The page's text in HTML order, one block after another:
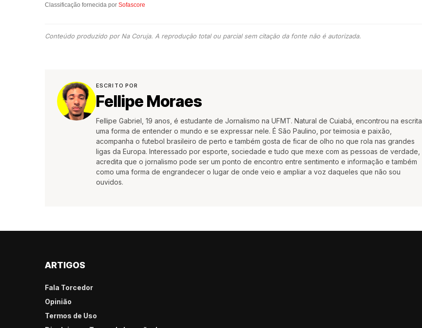
Classificação fornecida por Sofascore
Conteúdo produzido por Na Coruja. A reprodução total ou parcial sem citação da fonte não é autorizada.
ESCRITO POR
Fellipe Moraes
Fellipe Gabriel, 19 anos, é estudante de Jornalismo na UFMT. Natural de Cuiabá, encontrou na escrita
uma forma de entender o mundo e se expressar nele. É São Paulino, por teimosia e paixão,
acompanha o futebol brasileiro de perto e também gosta de ficar de olho no que rola nas grandes
ligas da Europa. Interessado por esporte, sociedade e tudo que mexe com as pessoas de verdade,
acredita que o jornalismo pode ser um ponto de encontro entre sentimento e informação e também
como uma forma de engrandecer o lugar de onde veio e ampliar a voz daqueles que não sou
ouvidos.
ARTIGOS
Fala Torcedor
Opinião
Termos de Uso